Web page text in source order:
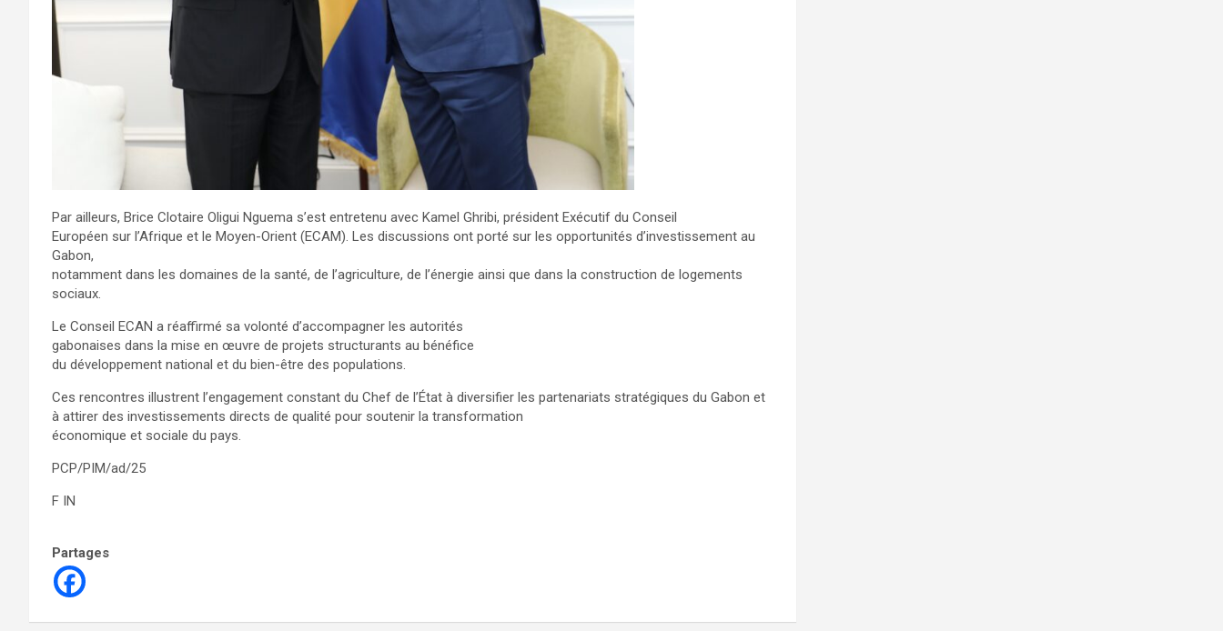
Par ailleurs, Brice Clotaire Oligui Nguema s’est entretenu avec Kamel Ghribi, président Exécutif du Conseil
Européen sur l’Afrique et le Moyen-Orient (ECAM). Les discussions ont porté sur les opportunités d’investissement au
Gabon,
notamment dans les domaines de la santé, de l’agriculture, de l’énergie ainsi que dans la construction de logements
sociaux.
Le Conseil ECAN a réaffirmé sa volonté d’accompagner les autorités
gabonaises dans la mise en œuvre de projets structurants au bénéfice
du développement national et du bien-être des populations.
Ces rencontres illustrent l’engagement constant du Chef de l’État à diversifier les partenariats stratégiques du Gabon et
à attirer des investissements directs de qualité pour soutenir la transformation
économique et sociale du pays.
PCP/PIM/ad/25
F IN
Partages